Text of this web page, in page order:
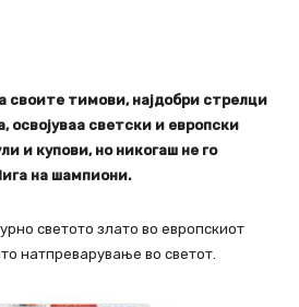
своите тимови, најдобри стрелци
освојуваа светски и европски
и купови, но никогаш не го
на шампиони.
светото злато во европскиот
натпреварување во светот.